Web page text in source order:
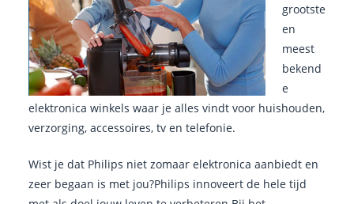
grootste
en
meest
bekend
e
elektronica winkels waar je alles vindt voor huishouden,
verzorging, accessoires, tv en telefonie.
Wist je dat Philips niet zomaar elektronica aanbiedt en
zeer begaan is met jou?Philips innoveert de hele tijd